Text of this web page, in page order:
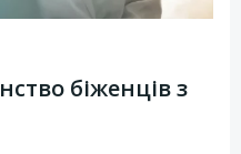
біженців з